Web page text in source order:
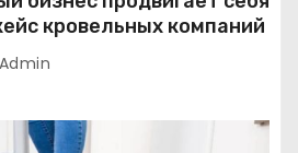
кровельных компаний
Admin